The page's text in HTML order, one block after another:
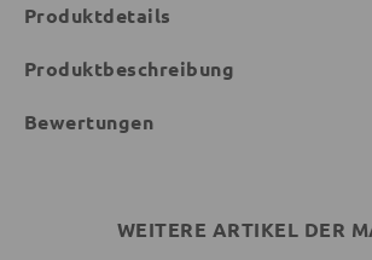
Produktdetails
Produktbeschreibung
Bewertungen
WEITERE ARTIKEL DER